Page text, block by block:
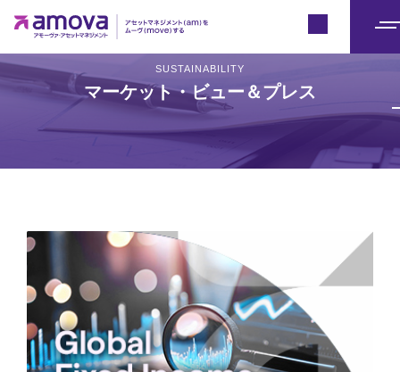
ー
SUSTAINABILITY
マーケット・ビュー＆プレス